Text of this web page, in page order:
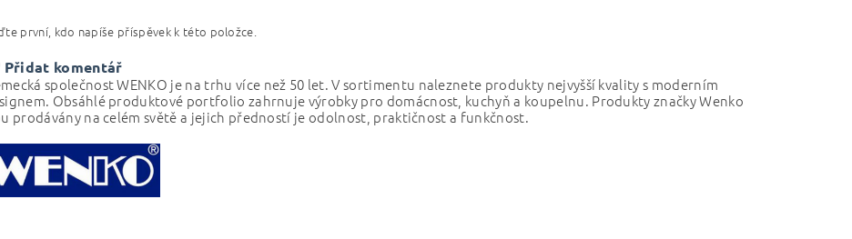
první, kdo napíše příspěvek k této položce.
Přidat komentář
společnost WENKO je na trhu více než 50 let.V sortimentu naleznete produkty nejvyšší kvality s moderním
Obsáhlé produktové portfolio zahrnuje výrobky pro domácnost, kuchyň a koupelnu. Produkty značky Wenko
prodávány na celém světě a jejich předností je odolnost, praktičnost a funkčnost.